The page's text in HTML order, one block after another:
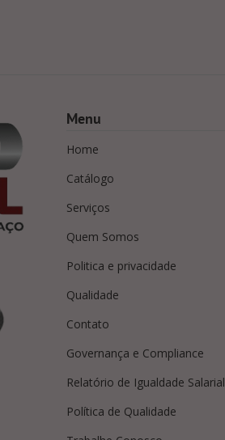
Menu
Home
Catálogo
Serviços
Quem Somos
Politica e privacidade
Qualidade
Contato
Governança e Compliance
Relatório de Igualdade Salarial
Política de Qualidade